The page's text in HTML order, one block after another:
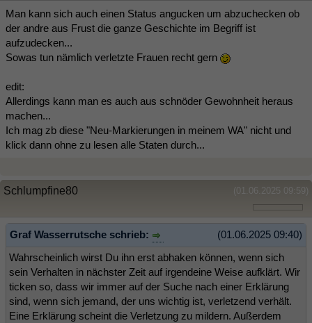
Man kann sich auch einen Status angucken um abzuchecken ob
der andre aus Frust die ganze Geschichte im Begriff ist
aufzudecken...
Sowas tun nämlich verletzte Frauen recht gern
edit:
Allerdings kann man es auch aus schnöder Gewohnheit heraus
machen...
Ich mag zb diese "Neu-Markierungen in meinem WA" nicht und
klick dann ohne zu lesen alle Staten durch...
(01.06.2025 09:59)
Schlumpfine80
(01.06.2025 09:40)
Graf Wasserrutsche schrieb:
Wahrscheinlich wirst Du ihn erst abhaken können, wenn sich
sein Verhalten in nächster Zeit auf irgendeine Weise aufklärt. Wir
ticken so, dass wir immer auf der Suche nach einer Erklärung
sind, wenn sich jemand, der uns wichtig ist, verletzend verhält.
Eine Erklärung scheint die Verletzung zu mildern. Außerdem